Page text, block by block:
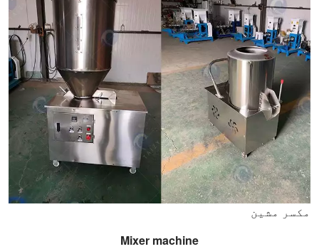
مکسر مشین
Mixer machine